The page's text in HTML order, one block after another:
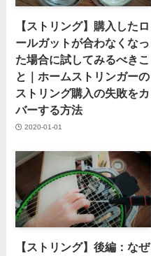
【ストリング】購入したロ
ールガットが合わなくなっ
た場合に試してみるべきこ
と｜ホームストリンガーの
ストリング購入の失敗をカ
バーする方法
2020-01-01
【ストリング】後編：なぜ